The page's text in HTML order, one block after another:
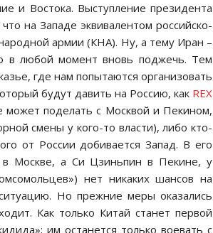
и Востока. Выступление президента
на Западе эквивалентом российско-
армии (КНА). Ну, а тему Иран –
в любой момент вновь поджечь. Тем
где нам попытаются организовать
будут давить на Россию, как REX
может поделать с Москвой и Пекином,
смены у кого-то власти), либо кто-
от России добивается Запад. В его
в Москве, а Си Цзиньпин в Пекине, у
нет никаких шансов на
Но прежние меры оказались
Как только Китай станет первой
им останется только воевать с